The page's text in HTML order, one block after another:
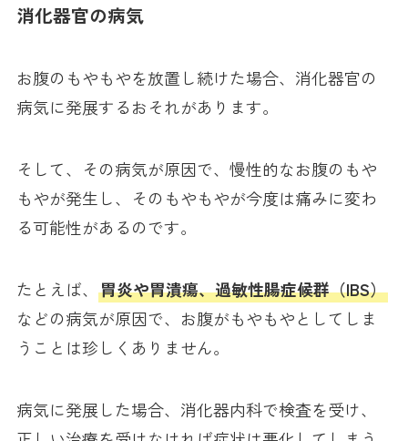
消化器官の病気
お腹のもやもやを放置し続けた場合、消化器官の
病気に発展するおそれがあります。
そして、その病気が原因で、慢性的なお腹のもや
もやが発生し、そのもやもやが今度は痛みに変わ
る可能性があるのです。
たとえば、 胃炎や胃潰瘍、過敏性腸症候群（IBS）
などの病気が原因で、お腹がもやもやとしてしま
うことは珍しくありません。
病気に発展した場合、消化器内科で検査を受け、